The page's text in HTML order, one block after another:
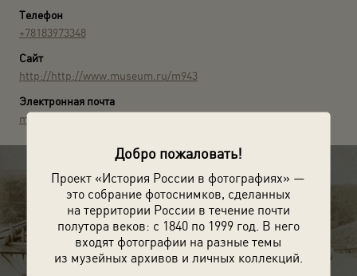
Добро пожаловать!
Проект «История России в фотографиях» —
это собрание фотоснимков, сделанных
на территории России в течение почти
полутора веков: с 1840 по 1999 год. В него
входят фотографии на разные темы
из музейных архивов и личных коллекций.
Телефон
+78183973348
Сайт
http://http://www.museum.ru/m943
Электронная почта
museum-onega@mail.ru
10 фотографий